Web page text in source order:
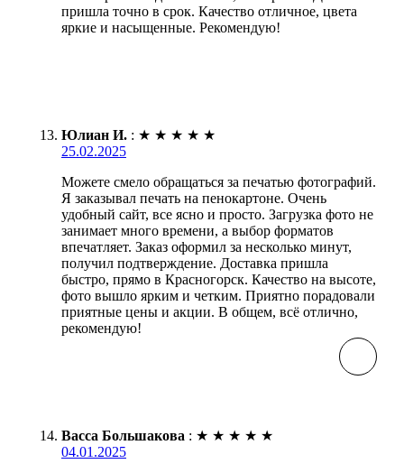
пришла точно в срок. Качество отличное, цвета
яркие и насыщенные. Рекомендую!
Юлиан И. : ★ ★ ★ ★ ★
25.02.2025
Можете смело обращаться за печатью фотографий.
Я заказывал печать на пенокартоне. Очень
удобный сайт, все ясно и просто. Загрузка фото не
занимает много времени, а выбор форматов
впечатляет. Заказ оформил за несколько минут,
получил подтверждение. Доставка пришла
быстро, прямо в Красногорск. Качество на высоте,
фото вышло ярким и четким. Приятно порадовали
приятные цены и акции. В общем, всё отлично,
рекомендую!
Васса Большакова : ★ ★ ★ ★ ★
04.01.2025